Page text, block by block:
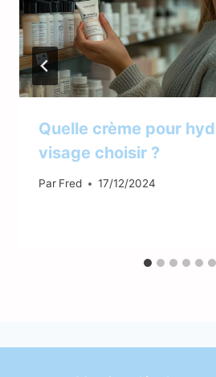
Quelle crème pour
visage choisir ?
Par Fred 17/12/2024